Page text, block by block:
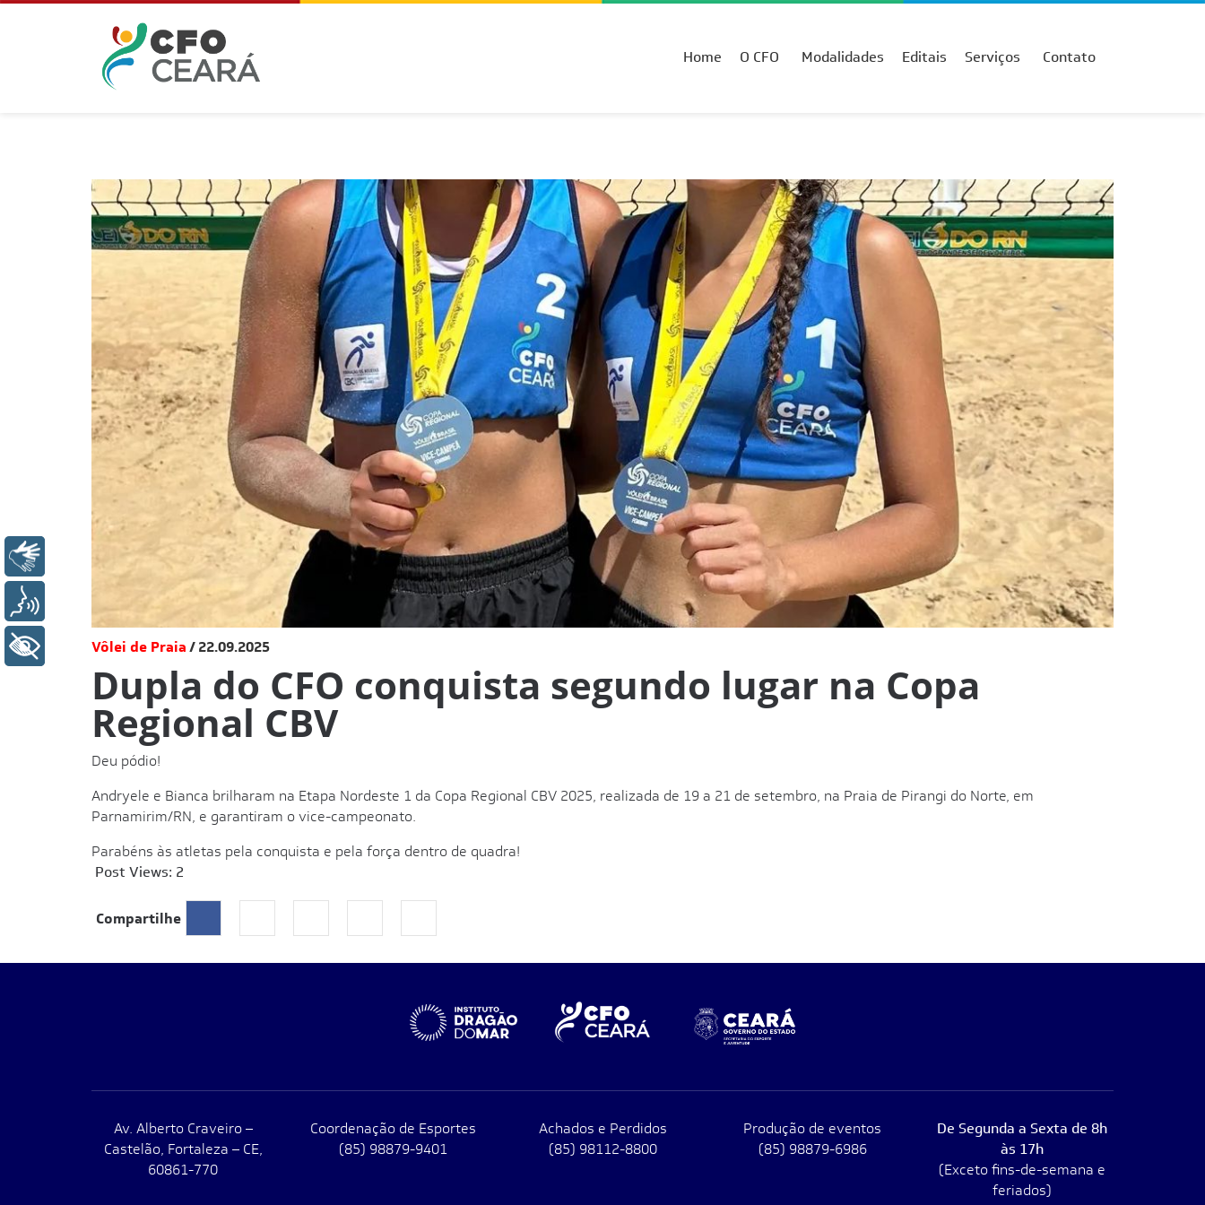
Home O CFO Modalidades Editais Serviços Contato
Vôlei de Praia 22.09.2025
Dupla do CFO conquista segundo lugar na Copa
Regional CBV
Deu pódio!
Andryele e Bianca brilharam na Etapa Nordeste 1 da Copa Regional CBV 2025, realizada de 19 a 21 de setembro, na Praia de Pirangi do Norte, em
Parnamirim/RN, e garantiram o vice-campeonato.
Parabéns às atletas pela conquista e pela força dentro de quadra!
Post Views: 2
Compartilhe
Av. Alberto Craveiro –
Castelão, Fortaleza – CE,
60861-770
Coordenação de Esportes
(85) 98879-9401
Achados e Perdidos
(85) 98112-8800
Produção de eventos
(85) 98879-6986
De Segunda a Sexta de 8h
às 17h
(Exceto fins-de-semana e
feriados)
Libras
+ Acessibilidade